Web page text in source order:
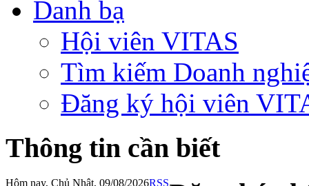
Danh bạ
Hội viên VITAS
Tìm kiếm Doanh
Đăng ký hội viên
Thông tin cần biết
Hôm nay, Chủ Nhật, 09/08/2026RSS